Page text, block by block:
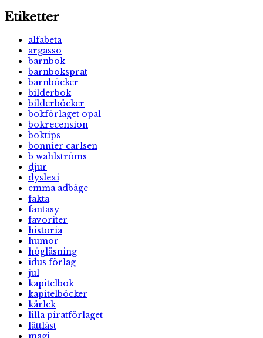
Etiketter
alfabeta
argasso
barnbok
barnboksprat
barnböcker
bilderbok
bilderböcker
bokförlaget opal
bokrecension
boktips
bonnier carlsen
b wahlströms
djur
dyslexi
emma adbåge
fakta
fantasy
favoriter
historia
humor
högläsning
idus förlag
jul
kapitelbok
kapitelböcker
kärlek
lilla piratförlaget
lättläst